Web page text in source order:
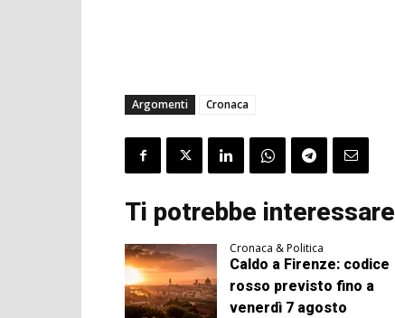
Argomenti Cronaca
Ti potrebbe interessare
Cronaca & Politica
Caldo a Firenze: codice
rosso previsto fino a
venerdì 7 agosto